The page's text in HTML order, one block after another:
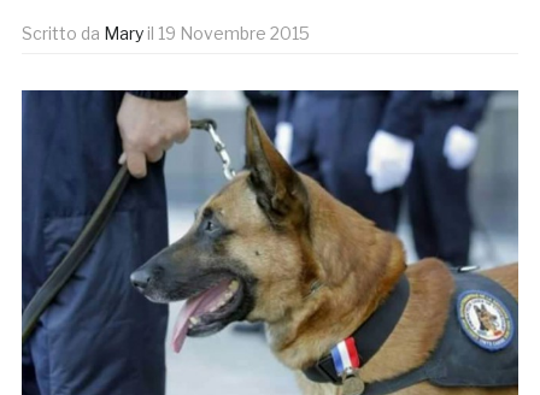
Scritto da Mary il 19 Novembre 2015